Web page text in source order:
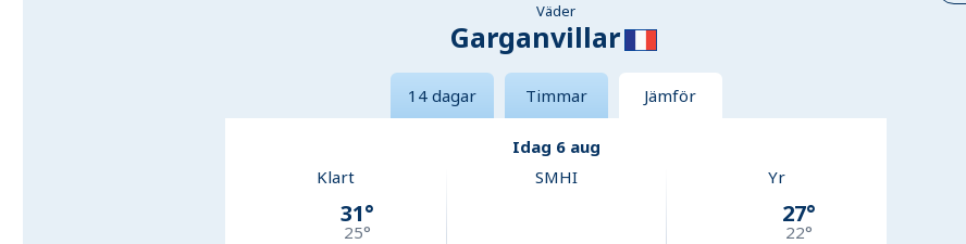
Väder
Garganvillar
14 dagar Timmar Jämför
Idag 6 aug
Klart
31°
25°
SMHI Yr
27°
22°